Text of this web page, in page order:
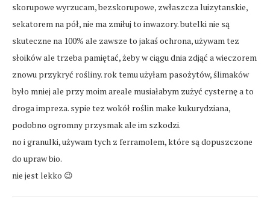
skorupowe wyrzucam, bezskorupowe, zwłaszcza luizytanskie,
sekatorem na pół, nie ma zmiłuj to inwazory. butelki nie są
skuteczne na 100% ale zawsze to jakaś ochrona, używam tez
słoików ale trzeba pamiętać, żeby w ciągu dnia zdjąć a wieczorem
znowu przykryć rośliny. rok temu użyłam pasożytów, ślimaków
było mniej ale przy moim areale musiałabym zużyć cysternę a to
droga impreza. sypie tez wokół roślin make kukurydziana,
podobno ogromny przysmak ale im szkodzi.
no i granulki, używam tych z ferramolem, które są dopuszczone
do upraw bio.
nie jest lekko 😉